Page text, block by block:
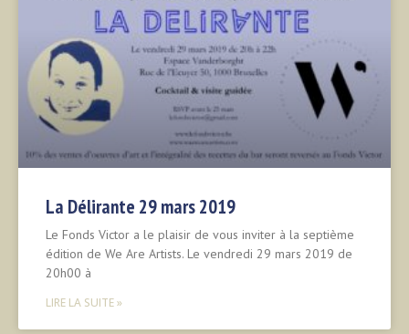
La Délirante 29 mars 2019
Le Fonds Victor a le plaisir de vous inviter à la septième
édition de We Are Artists. Le vendredi 29 mars 2019 de
20h00 à
LIRE LA SUITE »